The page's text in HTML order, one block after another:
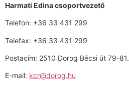
Harmati Edina csoportvezető
Telefon: +36 33 431 299
Telefax: +36 33 431 299
Postacím: 2510 Dorog Bécsi út 79-81.
E-mail: kcr@dorog.hu